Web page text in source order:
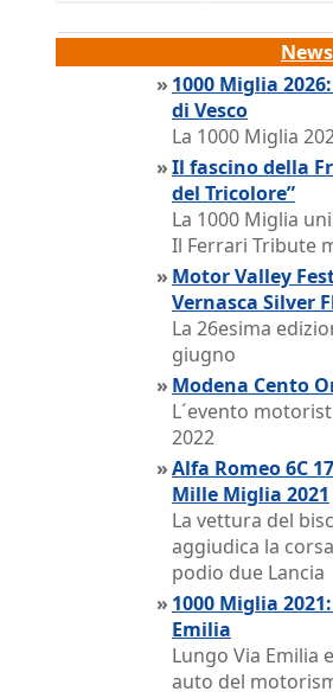
» 1000 Miglia
di Vesco
La 1000 Miglia
»Il fascino della
del Tricolore”
La 1000 Miglia
Il Ferrari Tribute
» Motor Valley
Vernasca Silver
La 26esima
giugno
» Modena Cento
L´evento
2022
»Alfa Romeo 6C
Mille Miglia 2021
La vettura del
aggiudica la
podio due Lancia
» 1000 Miglia
Emilia
Lungo Via Emilia
auto del